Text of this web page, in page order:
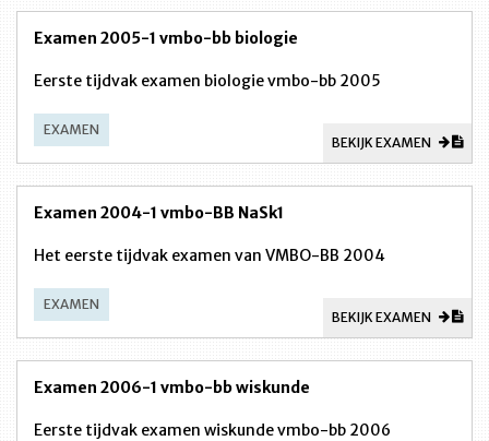
Examen 2005-1 vmbo-bb biologie
Eerste tijdvak examen biologie vmbo-bb 2005
EXAMEN
BEKIJK EXAMEN
Examen 2004-1 vmbo-BB NaSk1
Het eerste tijdvak examen van VMBO-BB 2004
EXAMEN
BEKIJK EXAMEN
Examen 2006-1 vmbo-bb wiskunde
Eerste tijdvak examen wiskunde vmbo-bb 2006